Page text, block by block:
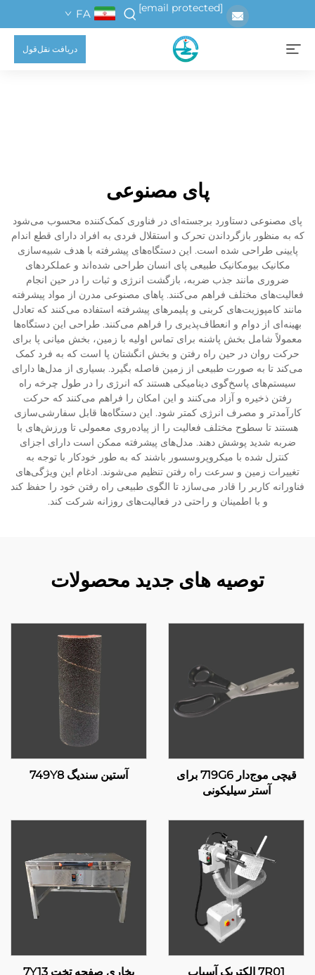
[email protected]
FA
دریافت نقل‌قول
پای مصنوعی
پای مصنوعی دستاورد برجسته‌ای در فناوری کمک‌کننده محسوب می‌شود
که به منظور بازگرداندن تحرک و استقلال فردی به افراد دارای قطع اندام
پایینی طراحی شده است. این دستگاه‌های پیشرفته با هدف شبیه‌سازی
مکانیک بیومکانیک طبیعی پای انسان طراحی شده‌اند و عملکردهای
ضروری مانند جذب ضربه، بازگشت انرژی و ثبات را در حین انجام
فعالیت‌های مختلف فراهم می‌کنند. پاهای مصنوعی مدرن از مواد پیشرفته
مانند کامپوزیت‌های کربنی و پلیمرهای پیشرفته استفاده می‌کنند که تعادل
بهینه‌ای از دوام و انعطاف‌پذیری را فراهم می‌کنند. طراحی این دستگاه‌ها
معمولاً شامل بخش پاشنه برای تماس اولیه با زمین، بخش میانی پا برای
حرکت روان در حین راه رفتن و بخش انگشتان پا است که به فرد کمک
می‌کند تا به صورت طبیعی از زمین فاصله بگیرد. بسیاری از مدل‌ها دارای
سیستم‌های پاسخ‌گوی دینامیکی هستند که انرژی را در طول چرخه راه
رفتن ذخیره و آزاد می‌کنند و این امکان را فراهم می‌کنند که حرکت
کارآمدتر و مصرف انرژی کمتر شود. این دستگاه‌ها قابل سفارشی‌سازی
هستند تا سطوح مختلف فعالیت را از پیاده‌روی معمولی تا ورزش‌های با
ضربه شدید پوشش دهند. مدل‌های پیشرفته ممکن است دارای اجزای
کنترل شده با میکروپروسسور باشند که به طور خودکار با توجه به
تغییرات زمین و سرعت راه رفتن تنظیم می‌شوند. ادغام این ویژگی‌های
فناورانه کاربر را قادر می‌سازد تا الگوی طبیعی راه رفتن خود را حفظ کند
و با اطمینان و راحتی در فعالیت‌های روزانه شرکت کند.
توصیه های جدید محصولات
قیچی موج‌دار 719G6 برای
آستر سیلیکونی
آستین سندیگ 749Y8
7R01 الکتریک آسیاب بخاری صفحه تخت 7Y13